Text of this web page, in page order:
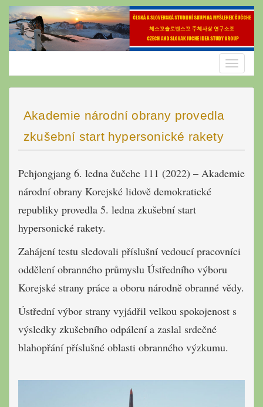
Skip
content
Toggle
Akademie národní obrany provedla
zkušební start hypersonické rakety
Pchjongjang 6. ledna čučche 111 (2022) – Akademie
národní obrany Korejské lidově demokratické
republiky provedla 5. ledna zkušební start
hypersonické rakety.
Zahájení testu sledovali příslušní vedoucí pracovníci
oddělení obranného průmyslu Ústředního výboru
Korejské strany práce a oboru národně obranné vědy.
Ústřední výbor strany vyjádřil velkou spokojenost s
výsledky zkušebního odpálení a zaslal srdečné
blahopřání příslušné oblasti obranného výzkumu.